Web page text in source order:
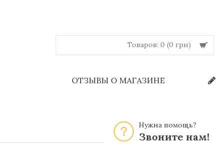
Товаров: 0 (0 грн)
ОТЗЫВЫ О МАГАЗИНЕ
Нужна помощь?
Звоните нам!